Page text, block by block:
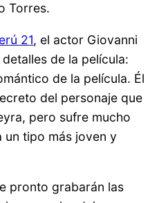
Torres.
21, el actor Giovanni
de la película:
de la película. Él
del personaje que
pero sufre mucho
un tipo más joven y
pronto grabarán las